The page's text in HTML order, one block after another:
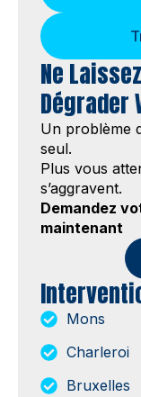
Ne
Dégrader
Un problème
seul.
Plus vous
s’aggravent.
Demandez
maintenant
Mons
Charleroi
Bruxelles